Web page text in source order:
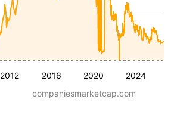
2012 2016 2020 2024
companiesmarketcap.com